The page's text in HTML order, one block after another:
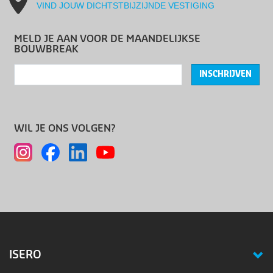
VIND JOUW DICHTSTBIJZIJNDE VESTIGING
MELD JE AAN VOOR DE MAANDELIJKSE
BOUWBREAK
INSCHRIJVEN
WIL JE ONS VOLGEN?
ISERO